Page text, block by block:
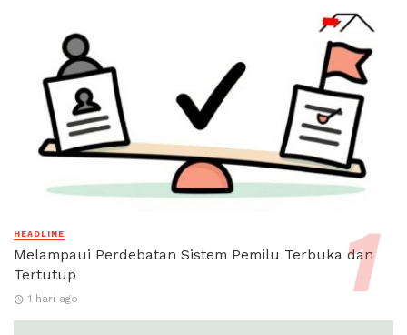
HEADLINE
Melampaui Perdebatan Sistem Pemilu Terbuka dan
Tertutup
1 hari ago